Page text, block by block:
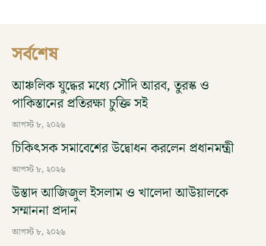
সর্বশেষ
আঞ্চলিক যুদ্ধের মধ্যে সৌদি আরব, তুরস্ক ও
পাকিস্তানের প্রতিরক্ষা চুক্তি সই
আগস্ট ৮, ২০২৬
চিকিৎসক সমাবেশের উদ্বোধন করলেন প্রধানমন্ত্রী
আগস্ট ৮, ২০২৬
উস্তাদ আজিজুল ইসলাম ও খালেদা আউয়ালকে
সম্মাননা প্রদান
আগস্ট ৮, ২০২৬